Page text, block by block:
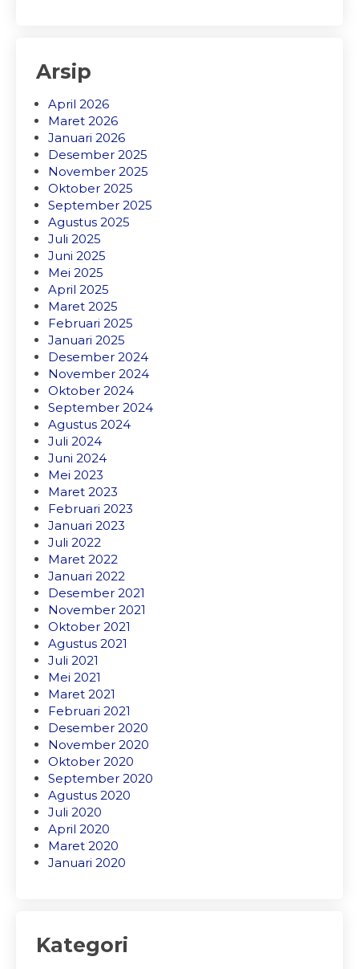
Arsip
April 2026
Maret 2026
Januari 2026
Desember 2025
November 2025
Oktober 2025
September 2025
Agustus 2025
Juli 2025
Juni 2025
Mei 2025
April 2025
Maret 2025
Februari 2025
Januari 2025
Desember 2024
November 2024
Oktober 2024
September 2024
Agustus 2024
Juli 2024
Juni 2024
Mei 2023
Maret 2023
Februari 2023
Januari 2023
Juli 2022
Maret 2022
Januari 2022
Desember 2021
November 2021
Oktober 2021
Agustus 2021
Juli 2021
Mei 2021
Maret 2021
Februari 2021
Desember 2020
November 2020
Oktober 2020
September 2020
Agustus 2020
Juli 2020
April 2020
Maret 2020
Januari 2020
Kategori